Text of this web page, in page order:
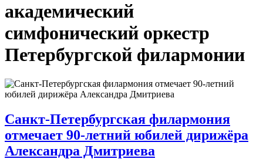
академический
симфонический оркестр
Петербургской филармонии
Санкт-Петербургская филармония
отмечает 90-летний юбилей дирижёра
Александра Дмитриева